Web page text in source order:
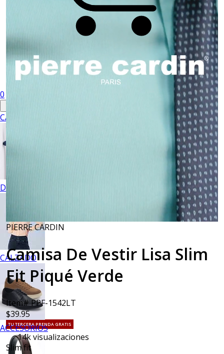
0
CABALLERO
DAMA
CALZADO
ACCESORIOS
PIERRE CARDIN
Camisa De Vestir Lisa Slim
Fit Piqué Verde
Item# PPF-1542LT
$39.95
TU TERCERA PRENDA GRATIS
14kvisualizaciones
Slim fit